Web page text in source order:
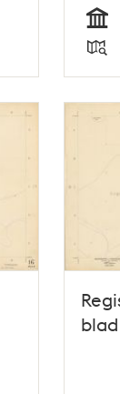
Tid
Typ
blad